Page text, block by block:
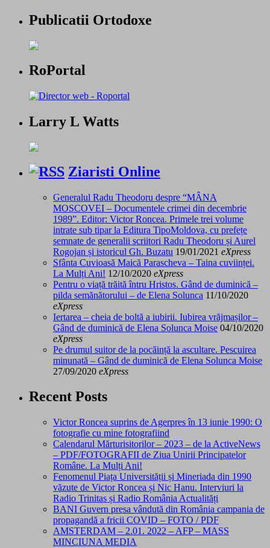
Publicatii Ortodoxe
RoPortal
Larry L Watts
Ziaristi Online
Generalul Radu Theodoru despre “MÂNA
MOSCOVEI – Documentele crimei din decembrie
1989”. Editor: Victor Roncea. Primele trei volume
intrate sub tipar la Editura TipoMoldova, cu prefețe
semnate de generalii scriitori Radu Theodoru și Aurel
Rogojan și istoricul Gh. Buzatu 19/01/2021 eXpress
Sfânta Cuvioasă Maică Parascheva – Taina cuviinței.
La Mulți Ani! 12/10/2020 eXpress
Pentru o viață trăită întru Hristos. Gând de duminică –
pilda semănătorului – de Elena Solunca 11/10/2020
eXpress
Iertarea – cheia de boltă a iubirii. Iubirea vrăjmașilor –
Gând de duminică de Elena Solunca Moise 04/10/2020
eXpress
Pe drumul suitor de la pocăință la ascultare. Pescuirea
minunată – Gând de duminică de Elena Solunca Moise
27/09/2020 eXpress
Recent Posts
Victor Roncea suprins de Agerpres în 13 iunie 1990: O
fotografie cu mine fotografiind
Calendarul Mărturisitorilor – 2023 – de la ActiveNews
– PDF/FOTOGRAFII de Ziua Unirii Principatelor
Române. La Mulți Ani!
Fenomenul Piața Universității și Mineriada din 1990
văzute de Victor Roncea și Nic Hanu. Interviuri la
Radio Trinitas și Radio România Actualități
BANI Guvern presa vândută din România campania de
propagandă a fricii COVID – FOTO / PDF
AMSTERDAM – 2.01. 2022 – AFP – MASS
MINCIUNA MEDIA